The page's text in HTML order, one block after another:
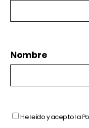
Nombre
He leído y acepto la